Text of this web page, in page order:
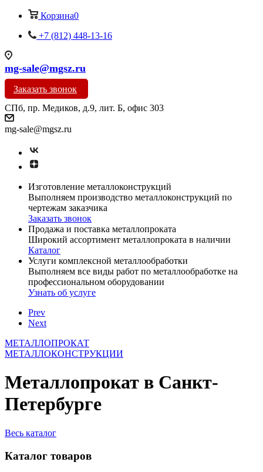
Корзина0
+7 (812) 448-13-16
mg-sale@mgsz.ru
Заказать звонок
СПб, пр. Медиков, д.9, лит. Б, офис 303
mg-sale@mgsz.ru
Изготовление металлоконструкций
Выполняем производство металлоконструкций по
чертежам заказчика
Заказать звонок
Продажа и поставка металлопроката
Широкий ассортимент металлопроката в наличии
Каталог
Услуги комплексной металлообработки
Выполняем все виды работ по металлообработке на
профессиональном оборудовании
Узнать об услуге
Prev
Next
МЕТАЛЛОПРОКАТ
МЕТАЛЛОКОНСТРУКЦИИ
Металлопрокат в Санкт-
Петербурге
Весь каталог
Каталог товаров